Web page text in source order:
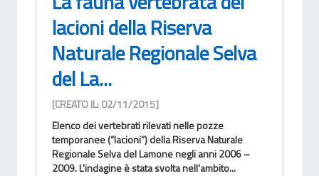
lacioni della Riserva
Naturale Regionale Selva
del La...
[CREATO IL: 02/11/2015]
Elenco dei vertebrati rilevati nelle pozze
temporanee (“lacioni”) della Riserva Naturale
Regionale Selva del Lamone negli anni 2006 –
2009. L'indagine è stata svolta nell'ambito...